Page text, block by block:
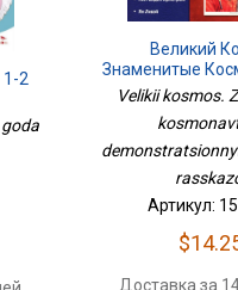
1-2
Великий
Знаменитые
Картинок С
Velikii kosmos.
Артикул:
Доставка за